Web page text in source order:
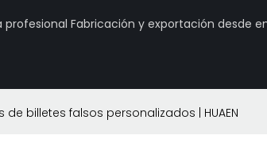
Fabricación y exportación desde
billetes falsos personalizados | HUAEN